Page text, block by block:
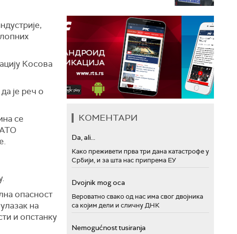
Косова
је реч о
се
опасност
на
и опстанку
КОМЕНТАРИ
Da, ali...
Како преживети прва три дана катастрофе у
Србији, и за шта нас припрема ЕУ
Dvojnik mog oca
Вероватно свако од нас има свог двојника
са којим дели и сличну ДНК
Nemogućnost tusiranja